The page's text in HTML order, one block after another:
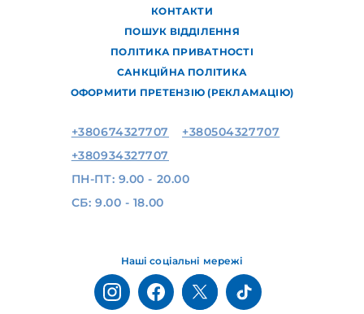
КОНТАКТИ
ПОШУК ВІДДІЛЕННЯ
ПОЛІТИКА ПРИВАТНОСТІ
САНКЦІЙНА ПОЛІТИКА
ОФОРМИТИ ПРЕТЕНЗІЮ (РЕКЛАМАЦІЮ)
Наші соціальні мережі
+380674327707
+380504327707
+380934327707
ПН-ПТ: 9.00 - 20.00
СБ: 9.00 - 18.00